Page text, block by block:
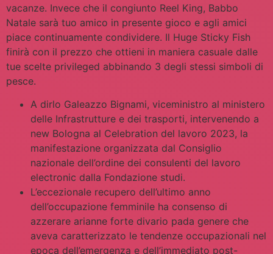
vacanze. Invece che il congiunto Reel King, Babbo
Natale sarà tuo amico in presente gioco e agli amici
piace continuamente condividere. Il Huge Sticky Fish
finirà con il prezzo che ottieni in maniera casuale dalle
tue scelte privileged abbinando 3 degli stessi simboli di
pesce.
A dirlo Galeazzo Bignami, viceministro al ministero
delle Infrastrutture e dei trasporti, intervenendo a
new Bologna al Celebration del lavoro 2023, la
manifestazione organizzata dal Consiglio
nazionale dell’ordine dei consulenti del lavoro
electronic dalla Fondazione studi.
L’eccezionale recupero dell’ultimo anno
dell’occupazione femminile ha consenso di
azzerare arianne forte divario pada genere che
aveva caratterizzato le tendenze occupazionali nel
epoca dell’emergenza e dell’immediato post-